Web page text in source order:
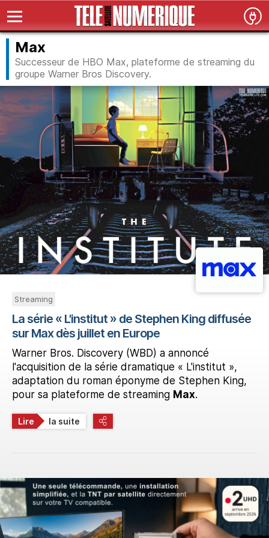
Max
Successeur de HBO Max, plateforme de streaming du
groupe Warner Bros Discovery.
Streaming
La série « L'institut » de Stephen King diffusée
sur Max dès juillet en Europe
Warner Bros. Discovery (WBD) a annoncé
l'acquisition de la série dramatique « L'institut »,
adaptation du roman éponyme de Stephen King,
pour sa plateforme de streaming Max.
Lire la suite